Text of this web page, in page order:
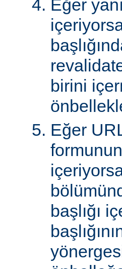
Eğer
birini
Eğer
başlığı